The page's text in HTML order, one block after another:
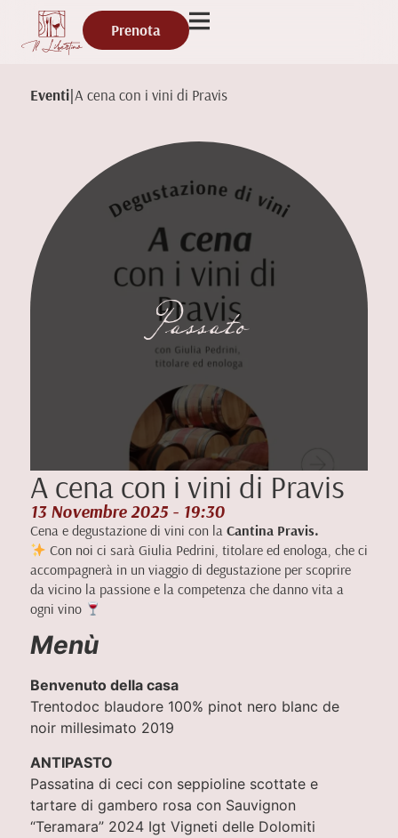
Prenota
Eventi|A cena con i vini di Pravis
Passato
A cena con i vini di Pravis
13 Novembre 2025 - 19:30
Cena e degustazione di vini con la Cantina Pravis.
Con noi ci sarà Giulia Pedrini, titolare ed enologa, che ci
accompagnerà in un viaggio di degustazione per scoprire
da vicino la passione e la competenza che danno vita a
ogni vino
Menù
Benvenuto della casa
Trentodoc blaudore 100% pinot nero blanc de
noir millesimato 2019
ANTIPASTO
Passatina di ceci con seppioline scottate e
tartare di gambero rosa con Sauvignon
“Teramara” 2024 Igt Vigneti delle Dolomiti